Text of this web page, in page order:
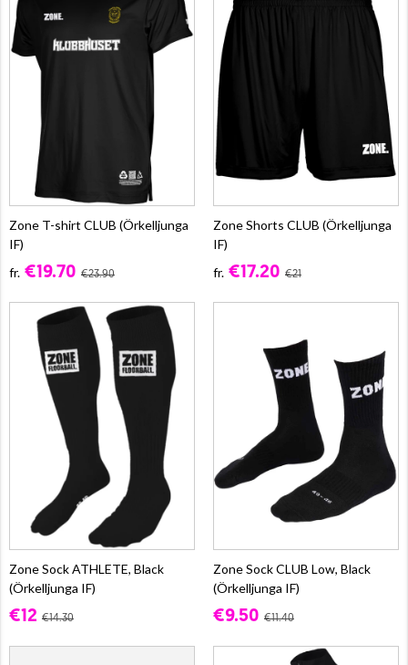
Zone T-shirt CLUB (Örkelljunga
IF)
fr. €19.70 €23.90
Zone Shorts CLUB (Örkelljunga
IF)
fr. €17.20 €21
Zone Sock ATHLETE, Black
(Örkelljunga IF)
€12 €14.30
Zone Sock CLUB Low, Black
(Örkelljunga IF)
€9.50 €11.40